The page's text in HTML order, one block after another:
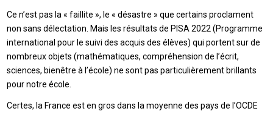
Ce n’est pas la « faillite », le « désastre » que certains proclament
non sans délectation. Mais les résultats de PISA 2022 (Programme
international pour le suivi des acquis des élèves) qui portent sur de
nombreux objets (mathématiques, compréhension de l’écrit,
sciences, bienêtre à l’école) ne sont pas particulièrement brillants
pour notre école.
Certes, la France est en gros dans la moyenne des pays de l’OCDE